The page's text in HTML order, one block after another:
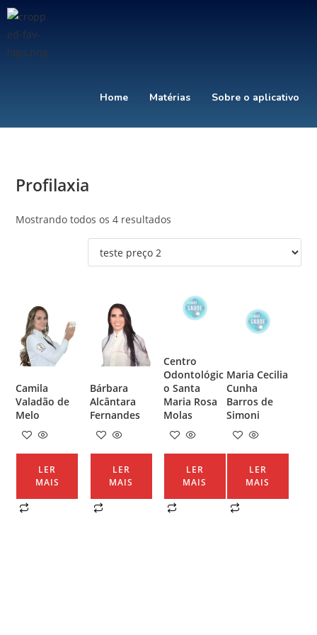
Home Matérias Sobre o aplicativo
Profilaxia
Mostrando todos os 4 resultados
Camila
Valadão de
Melo
LER
MAIS
Bárbara
Alcântara
Fernandes
LER
MAIS
Centro
Odontológic
o Santa
Maria Rosa
Molas
LER
MAIS
Maria Cecilia
Cunha
Barros de
Simoni
LER
MAIS